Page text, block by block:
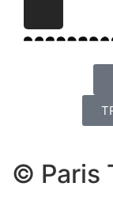
© Paris